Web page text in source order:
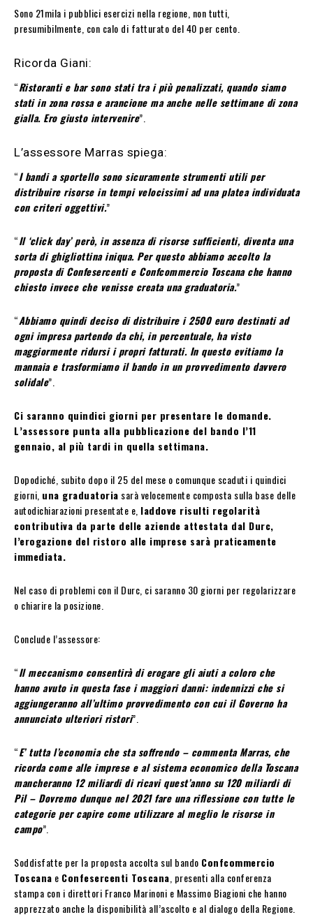
Sono 21mila i pubblici esercizi nella regione, non tutti,
presumibilmente, con calo di fatturato del 40 per cento.
Ricorda Giani:
“Ristoranti e bar sono stati tra i più penalizzati, quando siamo
stati in zona rossa e arancione ma anche nelle settimane di zona
gialla. Ero giusto intervenire”.
L’assessore Marras spiega:
“I bandi a sportello sono sicuramente strumenti utili per
distribuire risorse in tempi velocissimi ad una platea individuata
con criteri oggettivi.”
“Il ‘click day’ però, in assenza di risorse sufficienti, diventa una
sorta di ghigliottina iniqua. Per questo abbiamo accolto la
proposta di Confesercenti e Confcommercio Toscana che hanno
chiesto invece che venisse creata una graduatoria.”
“Abbiamo quindi deciso di distribuire i 2500 euro destinati ad
ogni impresa partendo da chi, in percentuale, ha visto
maggiormente ridursi i propri fatturati. In questo evitiamo la
mannaia e trasformiamo il bando in un provvedimento davvero
solidale”.
Ci saranno quindici giorni per presentare le domande.
L’assessore punta alla pubblicazione del bando l’11
gennaio, al più tardi in quella settimana.
Dopodiché, subito dopo il 25 del mese o comunque scaduti i quindici
giorni, una graduatoria sarà velocemente composta sulla base delle
autodichiarazioni presentate e, laddove risulti regolarità
contributiva da parte delle aziende attestata dal Durc,
l’erogazione del ristoro alle imprese sarà praticamente
immediata.
Nel caso di problemi con il Durc, ci saranno 30 giorni per regolarizzare
o chiarire la posizione.
Conclude l’assessore:
“Il meccanismo consentirà di erogare gli aiuti a coloro che
hanno avuto in questa fase i maggiori danni: indennizzi che si
aggiungeranno all’ultimo provvedimento con cui il Governo ha
annunciato ulteriori ristori”.
“E’ tutta l’economia che sta soffrendo – commenta Marras, che
ricorda come alle imprese e al sistema economico della Toscana
mancheranno 12 miliardi di ricavi quest’anno su 120 miliardi di
Pil – Dovremo dunque nel 2021 fare una riflessione con tutte le
categorie per capire come utilizzare al meglio le risorse in
campo”.
Soddisfatte per la proposta accolta sul bando Confcommercio
Toscana e Confesercenti Toscana , presenti alla conferenza
stampa con i direttori Franco Marinoni e Massimo Biagioni che hanno
apprezzato anche la disponibilità all’ascolto e al dialogo della Regione.